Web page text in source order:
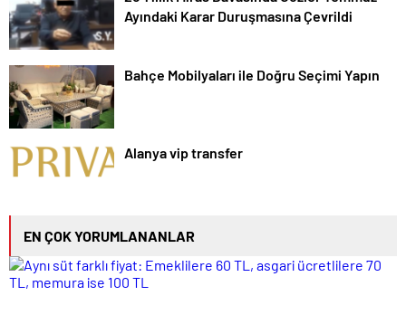
Ayındaki Karar Duruşmasına Çevrildi
Bahçe Mobilyaları ile Doğru Seçimi Yapın
Alanya vip transfer
EN ÇOK YORUMLANANLAR